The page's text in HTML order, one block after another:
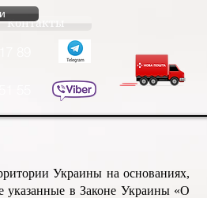
Контакты
Украины на основаниях,
указанные в Законе Украины «О